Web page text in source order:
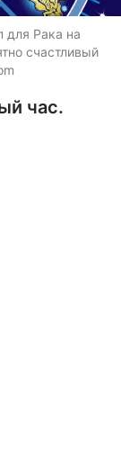
для Рака на
счастливый
час.